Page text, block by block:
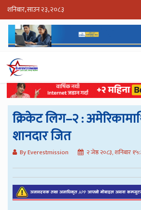
शनिबार, साउन २३, २०८३
क्रिकेट लिग–२ :
शानदार जित
By Everestmission २ जेष्ठ २०८३, शनिबार